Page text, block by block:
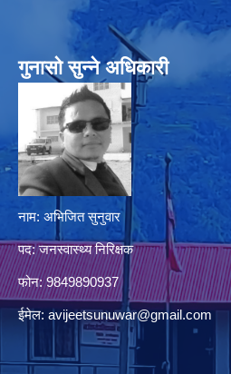
गुनासो सुन्‍ने अधिकारी
नाम: अभिजित सुनुवार
पद: जनस्वास्थ्य निरिक्षक
फोन: 9849890937
ईमेल: avijeetsunuwar@gmail.com